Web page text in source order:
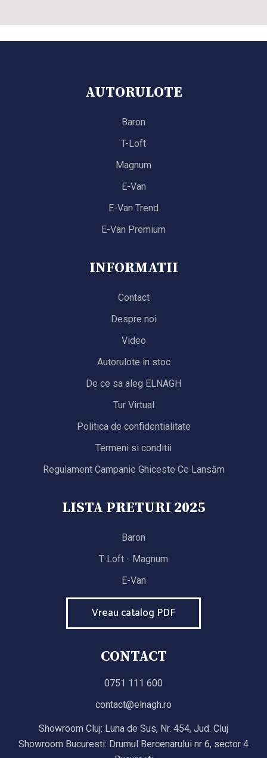
AUTORULOTE
Baron
T-Loft
Magnum
E-Van
E-Van Trend
E-Van Premium
INFORMATII
Contact
Despre noi
Video
Autorulote in stoc
De ce sa aleg ELNAGH
Tur Virtual
Politica de confidentialitate
Termeni si conditii
Regulament Campanie Ghiceste Ce Lansăm
LISTA PRETURI 2025
Baron
T-Loft - Magnum
E-Van
Vreau catalog PDF
CONTACT
0751 111 600
contact@elnagh.ro
Showroom Cluj: Luna de Sus, Nr. 454, Jud. Cluj
Showroom Bucuresti: Drumul Bercenarului nr 6, sector 4